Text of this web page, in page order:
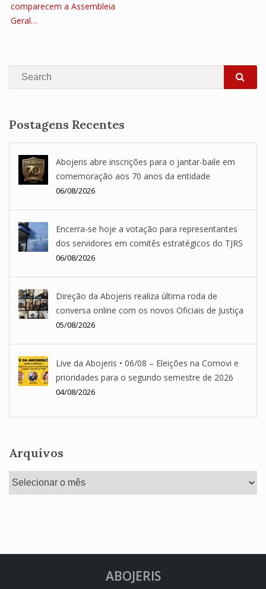
comparecem a Assembleia
Geral…
Search
Postagens Recentes
Abojeris abre inscrições para o jantar-baile em
comemoração aos 70 anos da entidade
06/08/2026
Encerra-se hoje a votação para representantes
dos servidores em comitês estratégicos do TJRS
06/08/2026
Direção da Abojeris realiza última roda de
conversa online com os novos Oficiais de Justiça
05/08/2026
Live da Abojeris • 06/08 – Eleições na Comovi e
prioridades para o segundo semestre de 2026
04/08/2026
Arquivos
Arquivos
ABOJERIS